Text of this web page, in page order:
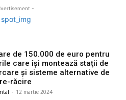
-
de 150.000 de euro pentru
care își montează staţii de
şi sisteme alternative de
răcire
- 12 martie 2024